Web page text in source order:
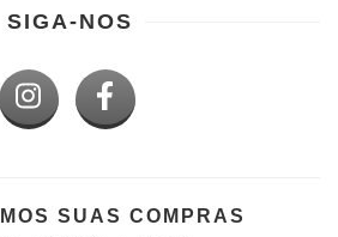
SIGA-NOS
SUAS COMPRAS